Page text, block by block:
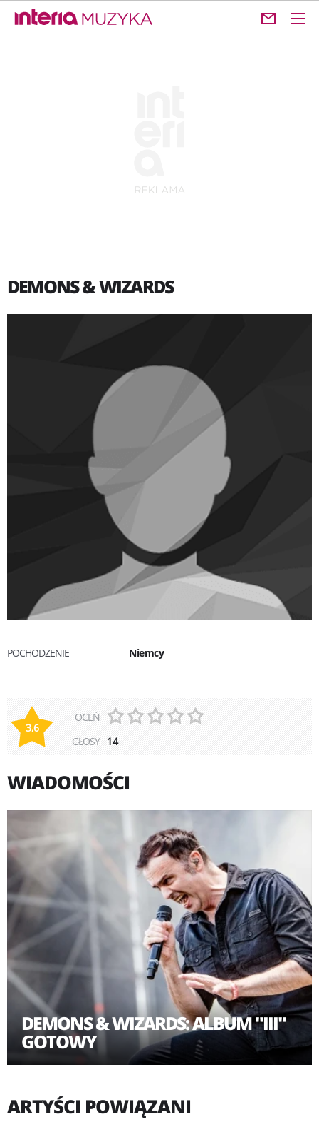
DEMONS & WIZARDS
POCHODZENIE Niemcy
3,6
OCEŃ
GŁOSY 14
WIADOMOŚCI
DEMONS & WIZARDS: ALBUM "III"
GOTOWY
ARTYŚCI POWIĄZANI